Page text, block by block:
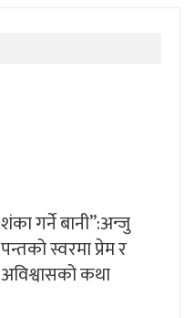
शंका गर्ने बानी”:अन्जु
पन्तको स्वरमा प्रेम र
अविश्वासको कथा